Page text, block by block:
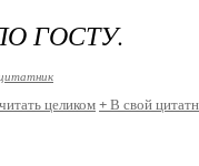
ГОСТУ.
целиком+ В свой